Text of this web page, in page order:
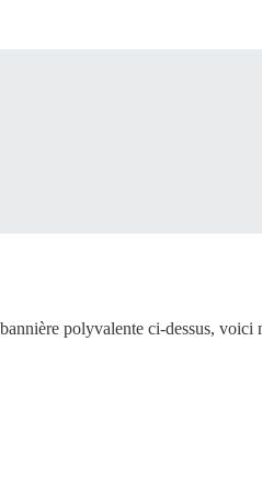
polyvalente ci-dessus, voici